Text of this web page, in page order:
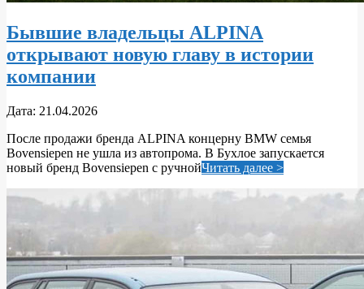
Бывшие владельцы ALPINA
открывают новую главу в истории
компании
2026-
21
Дата: 21.04.2026
После продажи бренда ALPINA концерну BMW семья
Bovensiepen не ушла из автопрома. В Бухлое запускается
новый бренд Bovensiepen с ручнойЧитать далее >